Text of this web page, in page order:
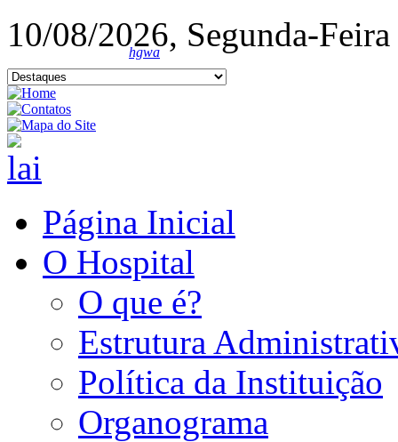
10/08/2026, Segunda-Feira
hgwa
Página Inicial
O Hospital
O que é?
Estrutura
Política da Instituição
Organograma